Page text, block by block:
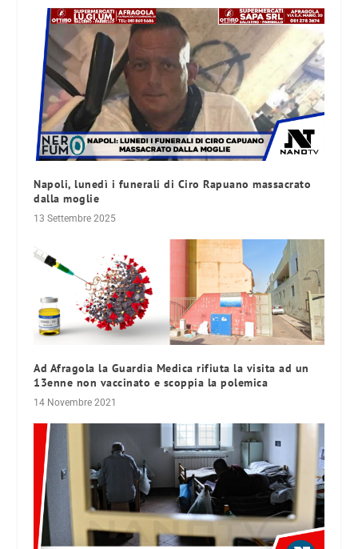
Napoli, lunedì i funerali di Ciro Rapuano massacrato
dalla moglie
13 Settembre 2025
Ad Afragola la Guardia Medica rifiuta la visita ad un
13enne non vaccinato e scoppia la polemica
14 Novembre 2021